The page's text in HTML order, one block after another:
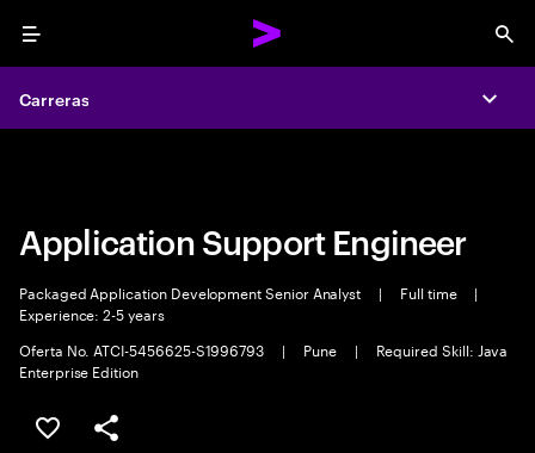
Menu
Carreras
Carreras
Application Support Engineer
Packaged Application Development Senior Analyst | Full time
|
Experience: 2-5 years
Oferta No. ATCI-5456625-S1996793
| Pune |
Required Skill: Java
Enterprise Edition
Guardar este trabajo
Compartir este empleo